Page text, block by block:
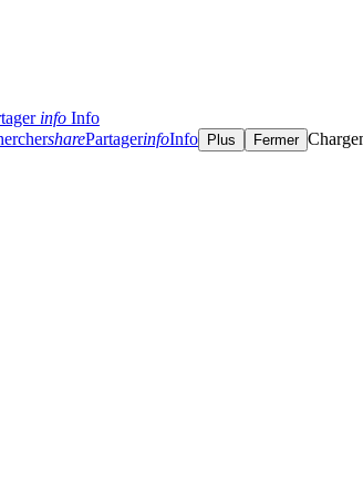
info Info
sharePartagerinfoInfo Plus Fermer